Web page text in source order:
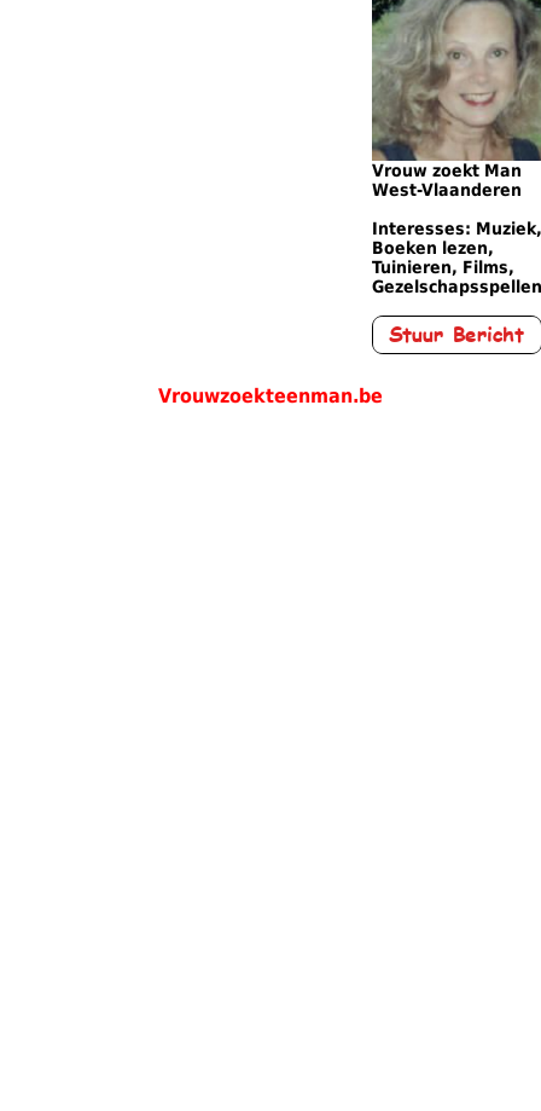
Vrouw zoekt Man
West-Vlaanderen
Interesses: Muziek,
Boeken lezen,
Tuinieren, Films,
Gezelschapsspellen
Vrouwzoekteenman.be